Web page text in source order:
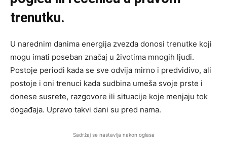
trenutku.
U narednim danima energija zvezda donosi trenutke koji
mogu imati poseban značaj u životima mnogih ljudi.
Postoje periodi kada se sve odvija mirno i predvidivo, ali
postoje i oni trenuci kada sudbina umešа svoje prste i
donese susrete, razgovore ili situacije koje menjaju tok
događaja. Upravo takvi dani su pred nama.
Sadržaj se nastavlja nakon oglasa